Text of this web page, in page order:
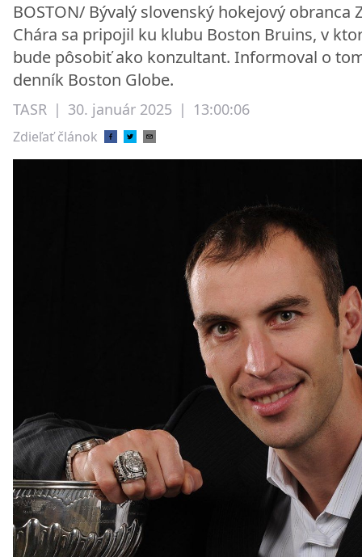
BOSTON/ Bývalý slovenský hokejový obranca
Chára sa pripojil ku klubu Boston Bruins, v
bude pôsobiť ako konzultant. Informoval o
denník Boston Globe.
TASR | 30. január 2025 | 13:00:06
Zdieľať článok